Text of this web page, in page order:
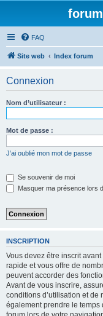
FAQ
Site web Index forum
Connexion
Nom d’utilisateur :
Mot de passe :
J’ai oublié mon mot de passe
Se souvenir de moi
Masquer ma présence lors
INSCRIPTION
Vous devez être inscrit
rapide et vous offre de
peuvent accorder des
Avant de vous inscrire,
conditions d’utilisation et
également prendre le temps